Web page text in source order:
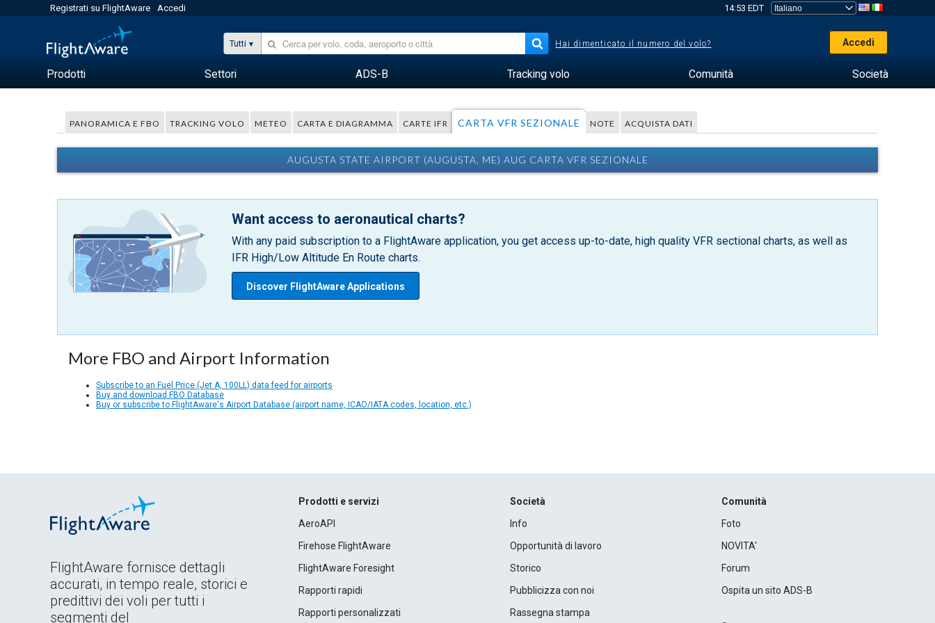
Registrati su FlightAware Accedi 14:53 EDT
Tutti Hai dimenticato il numero del volo? Accedi
Prodotti Settori ADS-B Tracking volo Comunità Società
PANORAMICA E FBO TRACKING VOLO METEO CARTA E DIAGRAMMA CARTE IFR CARTA VFR SEZIONALE NOTE ACQUISTA DATI
AUGUSTA STATE AIRPORT (AUGUSTA, ME) AUG CARTA VFR SEZIONALE
Want access to aeronautical charts?
With any paid subscription to a FlightAware application, you get access up-to-date, high quality VFR sectional charts, as well as
IFR High/Low Altitude En Route charts.
Discover FlightAware Applications
More FBO and Airport Information
Subscribe to an Fuel Price (Jet A, 100LL) data feed for airports
Buy and download FBO Database
Buy or subscribe to FlightAware's Airport Database (airport name, ICAO/IATA codes, location, etc.)
FlightAware fornisce dettagli
accurati, in tempo reale, storici e
predittivi dei voli per tutti i
segmenti del
Prodotti e servizi
AeroAPI
Firehose FlightAware
FlightAware Foresight
Rapporti rapidi
Rapporti personalizzati
Società
Info
Opportunità di lavoro
Storico
Pubblicizza con noi
Rassegna stampa
Comunità
Foto
NOVITA'
Forum
Ospita un sito ADS-B